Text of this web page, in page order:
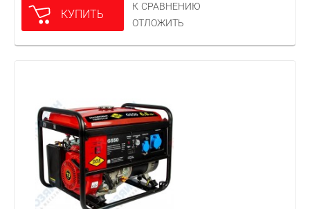
КУПИТЬ
К СРАВНЕНИЮ
ОТЛОЖИТЬ